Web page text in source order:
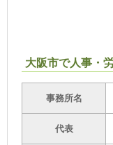
大阪市で人事・
事務所名
代表